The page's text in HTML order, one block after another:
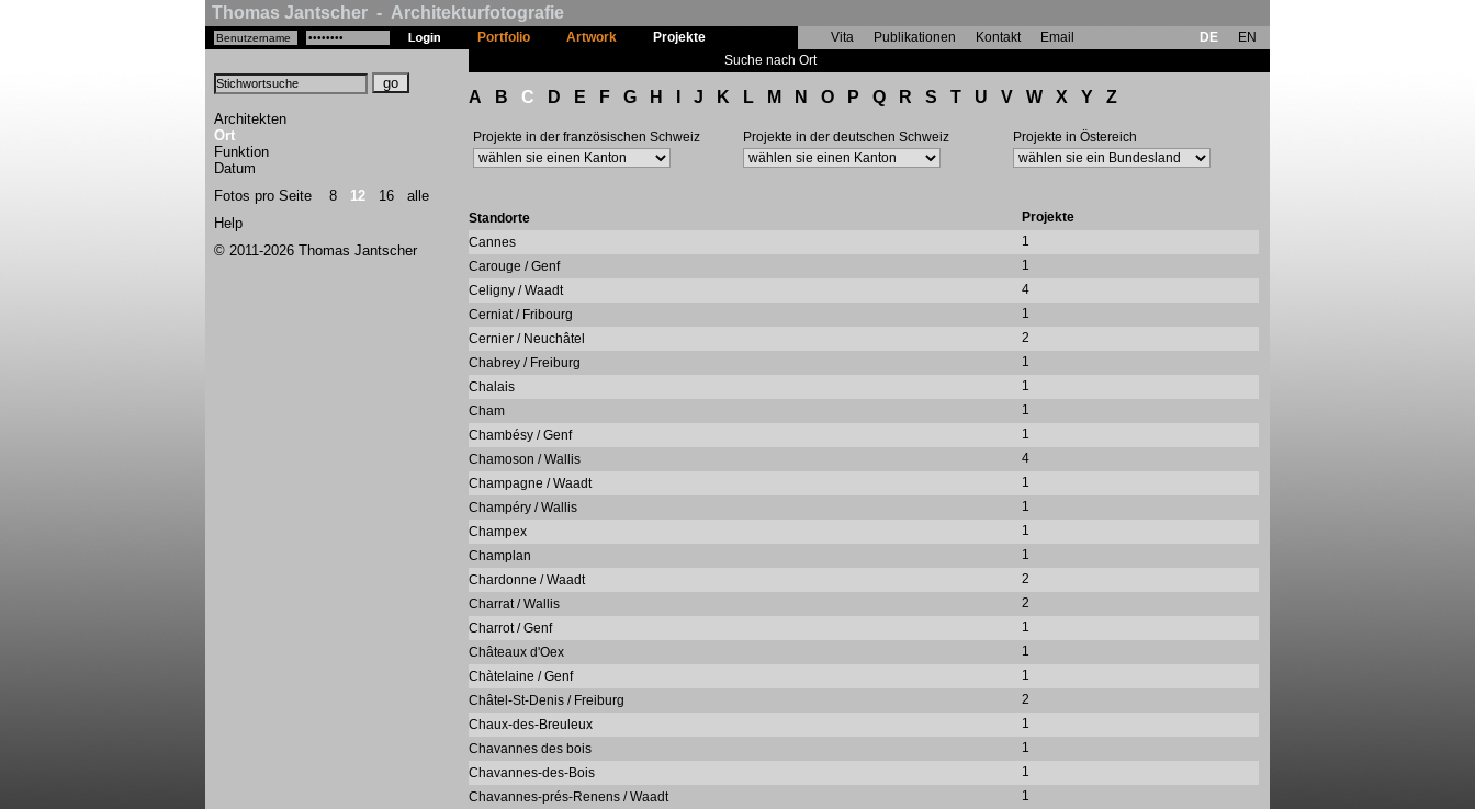
Thomas Jantscher - Architekturfotografie
Architekten
Ort
Funktion
Datum
Fotos pro Seite 8 12 16
alle
Help
© 2011-2026 Thomas Jantscher
Portfolio Artwork Projekte Vita Publikationen Kontakt Email DE
EN
Suche nach Ort
A B C D E F G H J K L M N O P Q R S T U V W X Y Z
Projekte in der französischen Schweiz Projekte in der deutschen Schweiz Projekte in Östereich
Standorte
Projekte
Cannes
1
Carouge / Genf
1
Celigny / Waadt
4
Cerniat / Fribourg
1
Cernier / Neuchâtel
2
Chabrey / Freiburg
1
Chalais
1
Cham
1
Chambésy / Genf
1
Chamoson / Wallis
4
Champagne / Waadt
1
Champéry / Wallis
1
Champex
1
Champlan
1
Chardonne / Waadt
2
Charrat / Wallis
2
Charrot / Genf
1
Châteaux d'Oex
1
Chàtelaine / Genf
1
Châtel-St-Denis / Freiburg
2
Chaux-des-Breuleux
1
Chavannes des bois
1
Chavannes-des-Bois
1
Chavannes-prés-Renens / Waadt
1